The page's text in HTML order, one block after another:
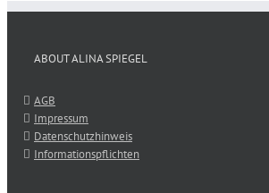
ABOUT ALINA SPIEGEL
AGB
Impressum
Datenschutzhinweis
Informationspflichten